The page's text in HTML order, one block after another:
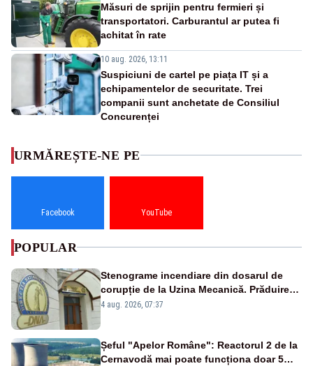
Măsuri de sprijin pentru fermieri și
transportatori. Carburantul ar putea fi
achitat în rate
10 aug. 2026, 13:11
Suspiciuni de cartel pe piața IT și a
echipamentelor de securitate. Trei
companii sunt anchetate de Consiliul
Concurenței
URMĂREȘTE-NE PE
Facebook YouTube
POPULAR
Stenograme incendiare din dosarul de
corupție de la Uzina Mecanică. Prăduirea
banilor din programul SAFE, interceptată
4 aug. 2026, 07:37
Șeful "Apelor Române": Reactorul 2 de la
Cernavodă mai poate funcționa doar 5